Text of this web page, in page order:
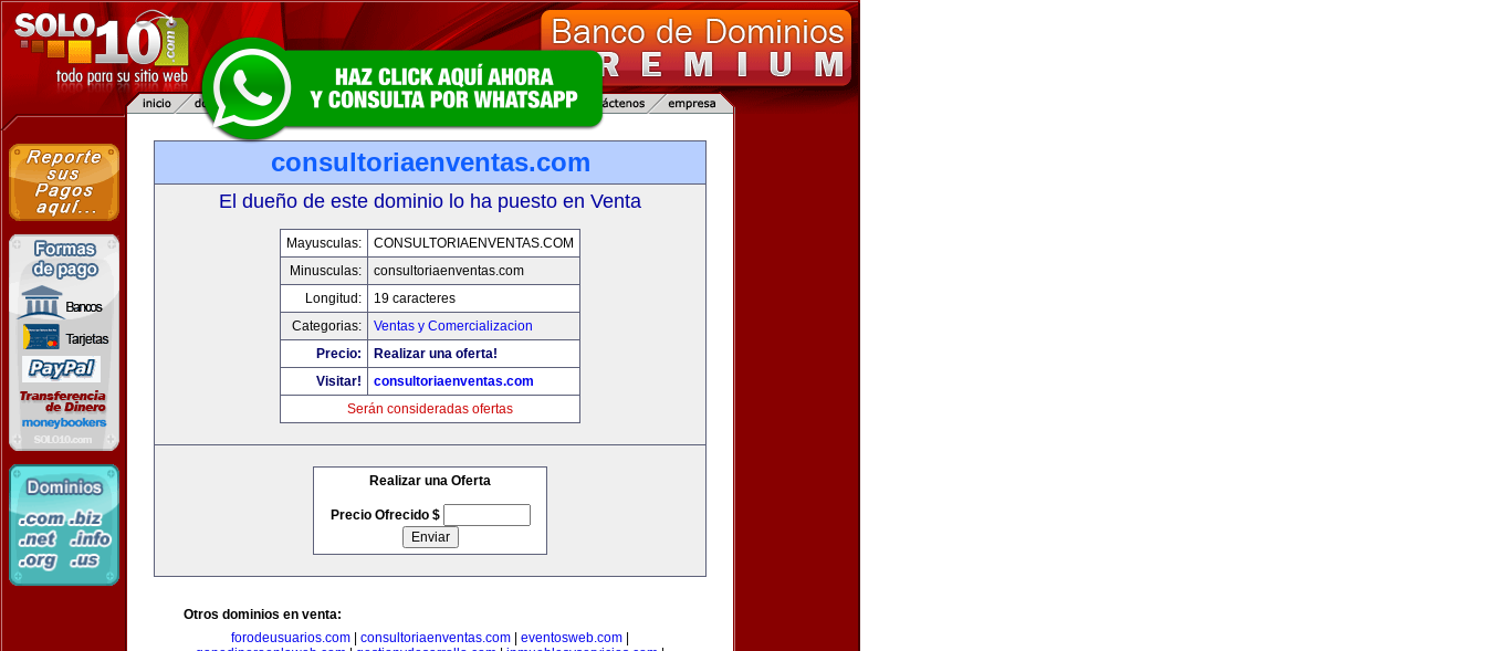
consultoriaenventas.com
El dueño de este dominio lo ha puesto en Venta
Mayusculas:
CONSULTORIAENVENTAS.COM
Minusculas:
consultoriaenventas.com
Longitud:
19 caracteres
Categorias:
Ventas y Comercializacion
Precio:
Realizar una oferta!
Visitar!
consultoriaenventas.com
Serán consideradas ofertas
Realizar una Oferta
Precio Ofrecido $
Otros dominios en venta:
forodeusuarios.com
consultoriaenventas.com eventosweb.com